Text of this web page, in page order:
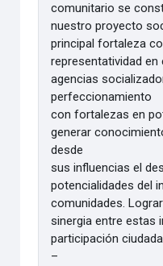
comunitario se
nuestro proyecto
principal fortaleza
representatividad
agencias
perfeccionamiento
con fortalezas en
generar
desde
sus influencias el
potencialidades del
comunidades.
sinergia entre estas
participación
–